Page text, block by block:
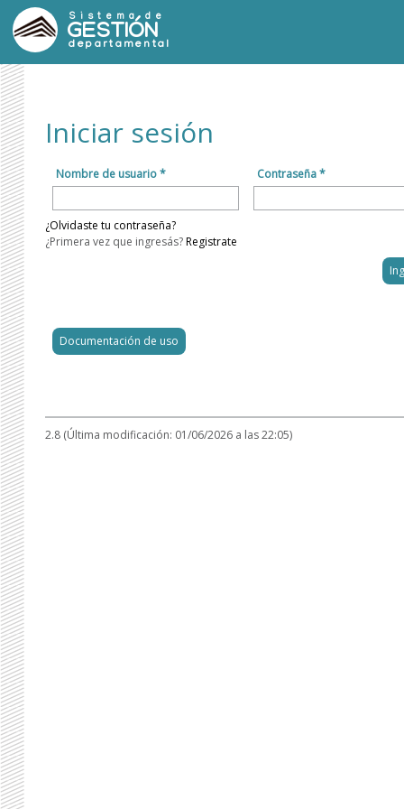
Sistema de
GESTIÓN
departamental
Iniciar sesión
Nombre de usuario * Contraseña *
¿Olvidaste tu contraseña?
¿Primera vez que ingresás?Registrate
Documentación de uso
2.8 (Última modificación: 01/06/2026 a las 22:05)